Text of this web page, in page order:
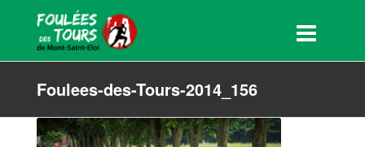
Foulees-des-Tours-2014_156